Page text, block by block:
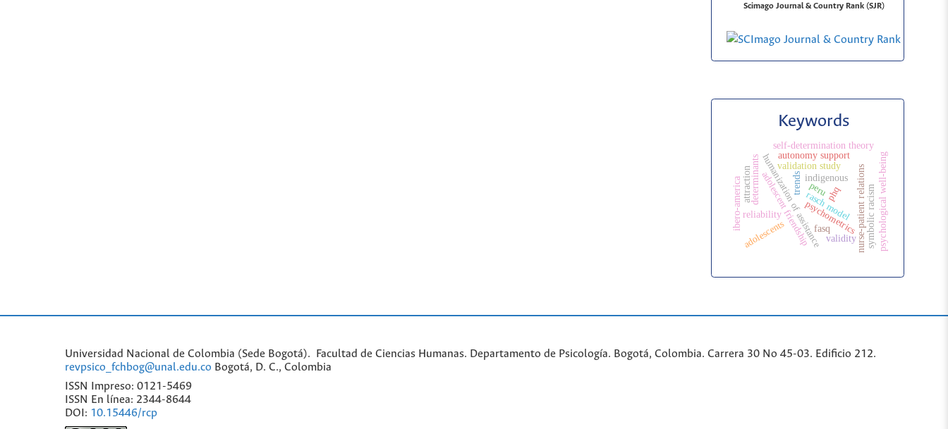
Scimago Journal & Country Rank (SJR)
Keywords
psychometrics
humanization of assistance
validation study nurse-patient relations
adolescent friendship
autonomy support
fasq
rasch model
self-determination theory
phq
validity
reliability
adolescents psychological well-being
determinants
ibero-america trends
symbolic racism
indigenous
peru
attraction
Universidad Nacional de Colombia (Sede Bogotá). Facultad de Ciencias Humanas. Departamento de Psicología. Bogotá, Colombia. Carrera 30 No 45-03. Edificio 212.
revpsico_fchbog@unal.edu.co Bogotá, D. C., Colombia
ISSN Impreso: 0121-5469
ISSN En línea: 2344-8644
DOI: 10.15446/rcp